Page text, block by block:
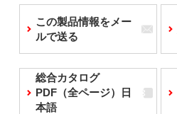
この製品情報をメー
ルで送る
総合カタログ
PDF（全ページ）日
本語